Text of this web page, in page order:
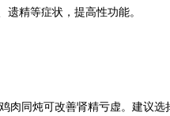
精等症状，提高性功能。
肉同炖可改善肾精亏虚。建议